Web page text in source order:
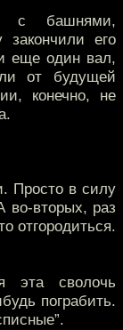
с башнями,
его
еще один вал,
от будущей
конечно, не
Просто в силу
во-вторых, раз
отгородиться.
эта сволочь
пограбить.